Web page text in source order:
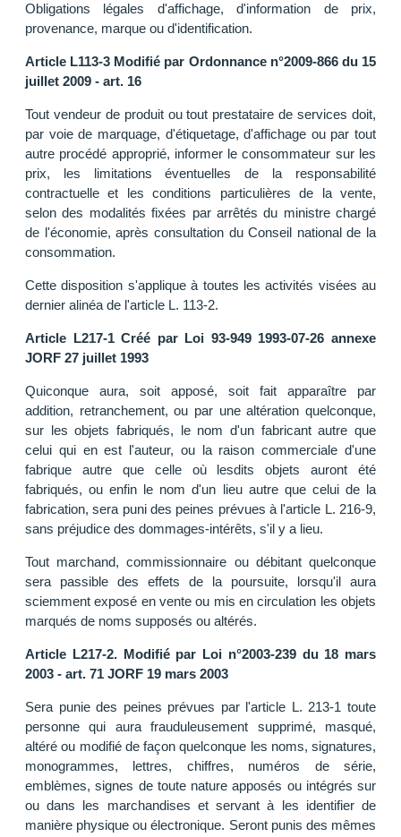
Obligations légales d'affichage, d'information de prix,
provenance, marque ou d'identification.
Article L113-3 Modifié par Ordonnance n°2009-866 du 15
juillet 2009 - art. 16
Tout vendeur de produit ou tout prestataire de services doit,
par voie de marquage, d'étiquetage, d'affichage ou par tout
autre procédé approprié, informer le consommateur sur les
prix, les limitations éventuelles de la responsabilité
contractuelle et les conditions particulières de la vente,
selon des modalités fixées par arrêtés du ministre chargé
de l'économie, après consultation du Conseil national de la
consommation.
Cette disposition s'applique à toutes les activités visées au
dernier alinéa de l'article L. 113-2.
Article L217-1 Créé par Loi 93-949 1993-07-26 annexe
JORF 27 juillet 1993
Quiconque aura, soit apposé, soit fait apparaître par
addition, retranchement, ou par une altération quelconque,
sur les objets fabriqués, le nom d'un fabricant autre que
celui qui en est l'auteur, ou la raison commerciale d'une
fabrique autre que celle où lesdits objets auront été
fabriqués, ou enfin le nom d'un lieu autre que celui de la
fabrication, sera puni des peines prévues à l'article L. 216-9,
sans préjudice des dommages-intérêts, s'il y a lieu.
Tout marchand, commissionnaire ou débitant quelconque
sera passible des effets de la poursuite, lorsqu'il aura
sciemment exposé en vente ou mis en circulation les objets
marqués de noms supposés ou altérés.
Article L217-2. Modifié par Loi n°2003-239 du 18 mars
2003 - art. 71 JORF 19 mars 2003
Sera punie des peines prévues par l'article L. 213-1 toute
personne qui aura frauduleusement supprimé, masqué,
altéré ou modifié de façon quelconque les noms, signatures,
monogrammes, lettres, chiffres, numéros de série,
emblèmes, signes de toute nature apposés ou intégrés sur
ou dans les marchandises et servant à les identifier de
manière physique ou électronique. Seront punis des mêmes